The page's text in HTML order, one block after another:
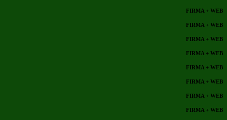
FIRMA + WEB
FIRMA + WEB
FIRMA + WEB
FIRMA + WEB
FIRMA + WEB
FIRMA + WEB
FIRMA + WEB
FIRMA + WEB